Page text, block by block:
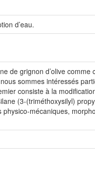
d’eau.
de grignon d’olive comme
sommes intéressés
consiste à la
(3-(triméthoxysilyl)
physico-mécaniques,